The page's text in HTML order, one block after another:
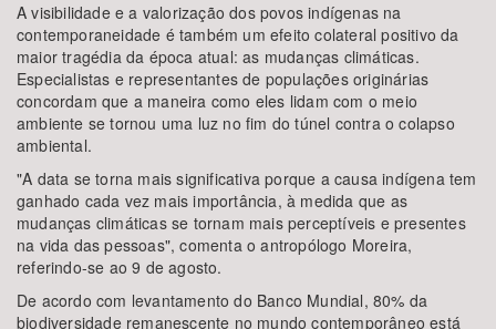
A visibilidade e a valorização dos povos indígenas na
contemporaneidade é também um efeito colateral positivo da
maior tragédia da época atual: as mudanças climáticas.
Especialistas e representantes de populações originárias
concordam que a maneira como eles lidam com o meio
ambiente se tornou uma luz no fim do túnel contra o colapso
ambiental.
"A data se torna mais significativa porque a causa indígena tem
ganhado cada vez mais importância, à medida que as
mudanças climáticas se tornam mais perceptíveis e presentes
na vida das pessoas", comenta o antropólogo Moreira,
referindo-se ao 9 de agosto.
De acordo com levantamento do Banco Mundial, 80% da
biodiversidade remanescente no mundo contemporâneo está